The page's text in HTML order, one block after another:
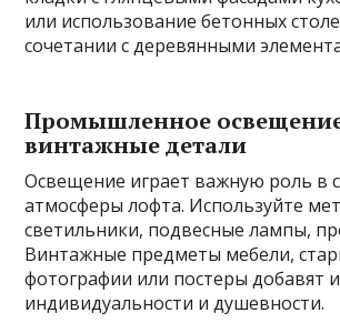
или использование бетонных
сочетании с деревянными
Промышленное
винтажные детали
Освещение играет важную роль в
атмосферы лофта. Используйте
светильники, подвесные лампы,
Винтажные предметы мебели,
фотографии или постеры добавят
индивидуальности и душевности.